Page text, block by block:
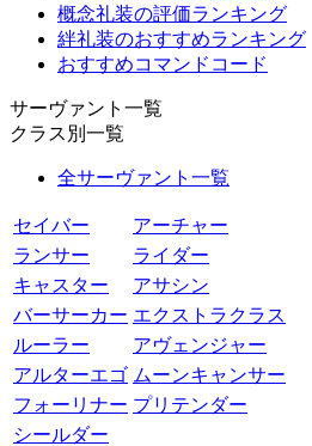
概念礼装の評価ランキング
絆礼装のおすすめランキング
おすすめコマンドコード
サーヴァント一覧
クラス別一覧
全サーヴァント一覧
セイバー
アーチャー
ランサー
ライダー
キャスター
アサシン
バーサーカー エクストラクラス
ルーラー
アヴェンジャー
アルターエゴ ムーンキャンサー
フォーリナー プリテンダー
シールダー